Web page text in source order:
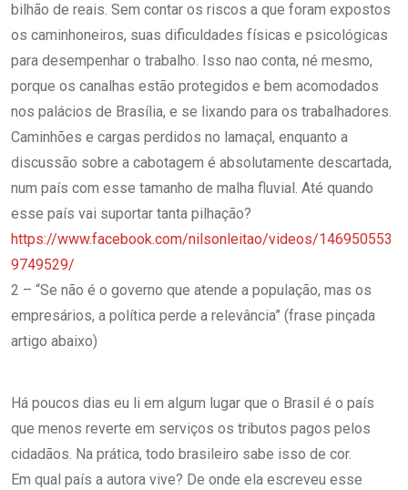
bilhão de reais. Sem contar os riscos a que foram expostos
os caminhoneiros, suas dificuldades físicas e psicológicas
para desempenhar o trabalho. Isso nao conta, né mesmo,
porque os canalhas estão protegidos e bem acomodados
nos palácios de Brasília, e se lixando para os trabalhadores.
Caminhões e cargas perdidos no lamaçal, enquanto a
discussão sobre a cabotagem é absolutamente descartada,
num país com esse tamanho de malha fluvial. Até quando
esse país vai suportar tanta pilhação?
https://www.facebook.com/nilsonleitao/videos/146950553
9749529/
2 – “Se não é o governo que atende a população, mas os
empresários, a política perde a relevância” (frase pinçada
artigo abaixo)
Há poucos dias eu li em algum lugar que o Brasil é o país
que menos reverte em serviços os tributos pagos pelos
cidadãos. Na prática, todo brasileiro sabe isso de cor.
Em qual país a autora vive? De onde ela escreveu esse